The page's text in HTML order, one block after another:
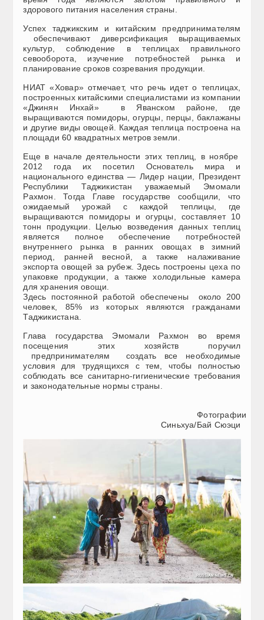
здорового питания населения страны.
Успех таджикским и китайским предпринимателям
обеспечивают диверсификация выращиваемых
культур, соблюдение в теплицах правильного
севооборота, изучение потребностей рынка и
планирование сроков созревания продукции.
НИАТ «Ховар» отмечает, что речь идет о теплицах,
построенных китайскими специалистами из компании
«Джинян Инхай» в Яванском районе, где
выращиваются помидоры, огурцы, перцы, баклажаны
и другие виды овощей. Каждая теплица построена на
площади 60 квадратных метров земли.
Еще в начале деятельности этих теплиц, в ноябре
2012 года их посетил Основатель мира и
национального единства — Лидер нации, Президент
Республики Таджикистан уважаемый Эмомали
Рахмон. Тогда Главе государстве сообщили, что
ожидаемый урожай с каждой теплицы, где
выращиваются помидоры и огурцы, составляет 10
тонн продукции. Целью возведения данных теплиц
является полное обеспечение потребностей
внутреннего рынка в ранних овощах в зимний
период, ранней весной, а также налаживание
экспорта овощей за рубеж. Здесь построены цеха по
упаковке продукции, а также холодильные камера
для хранения овощи.
Здесь постоянной работой обеспечены около 200
человек, 85% из которых являются гражданами
Таджикистана.
Глава государства Эмомали Рахмон во время
посещения этих хозяйств поручил
предпринимателям создать все необходимые
условия для трудящихся с тем, чтобы полностью
соблюдать все санитарно-гигиенические требования
и законодательные нормы страны.
Фотографии
Синьхуа/Бай Сюэци